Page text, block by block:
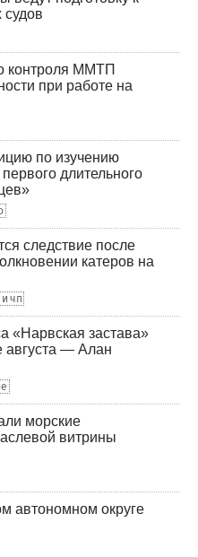
судов
контроля ММТП
при работе на
по изучению
длительного
следствие после
катеров на
чп
«Нарвская застава»
августа — Алан
морские
витрины
автономном округе